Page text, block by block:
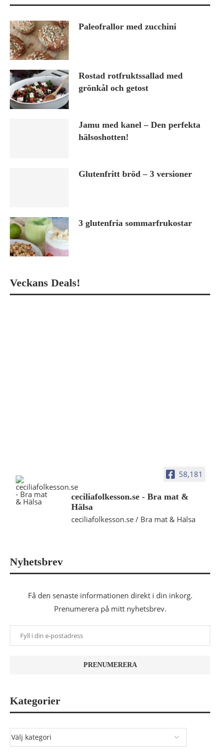
Paleofrallor med zucchini
Rostad rotfruktssallad med
grönkål och getost
Jamu med kanel – Den perfekta
hälsoshotten!
Glutenfritt bröd – 3 versioner
3 glutenfria sommarfrukostar
Veckans Deals!
58,181
ceciliafolkesson.se - Bra mat &
Hälsa
ceciliafolkesson.se / Bra mat & Hälsa
Nyhetsbrev
Få den senaste informationen direkt i din inkorg.
Prenumerera på mitt nyhetsbrev.
Kategorier